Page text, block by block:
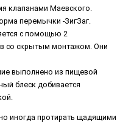
клапанами Маевского.
перемычки -ЗигЗаг.
с помощью 2
со скрытым монтажом. Они
выполнено из пищевой
блеск добивается
иногда протирать щадящими